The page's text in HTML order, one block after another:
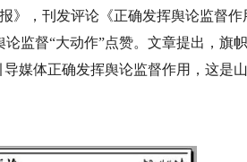
》，刊发评论《正确发挥舆论监督
监督“大动作”点赞。文章提出，旗
媒体正确发挥舆论监督作用，这是